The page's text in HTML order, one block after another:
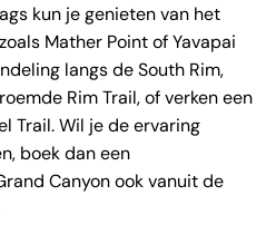
kun je genieten van het
Mather Point of Yavapai
langs de South Rim,
Rim Trail, of verken een
Trail. Wil je de ervaring
boek dan een
Canyon ook vanuit de